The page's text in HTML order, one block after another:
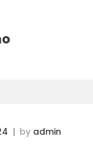
by admin